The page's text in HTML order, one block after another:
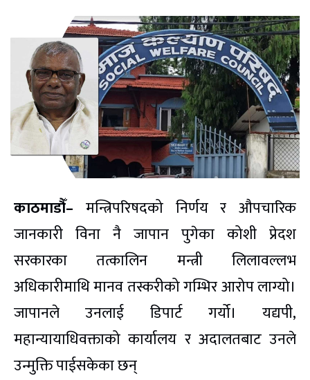
काठमाडौँ– मन्त्रिपरिषदको निर्णय र औपचारिक
जानकारी विना नै जापान पुगेका कोशी प्रेदश
सरकारका तत्कालिन मन्त्री लिलावल्लभ
अधिकारीमाथि मानव तस्करीको गम्भिर आरोप लाग्यो।
जापानले उनलाई डिपार्ट गर्यो। यद्यपी,
महान्यायाधिवक्ताको कार्यालय र अदालतबाट उनले
उन्मुक्ति पाईसकेका छन्